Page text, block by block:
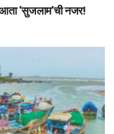
‌‘सुजलाम‌’ची नजर!